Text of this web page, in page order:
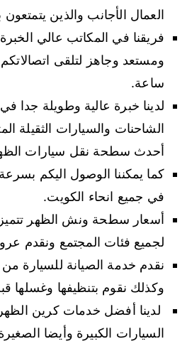
العمال الأجانب والذين يتمتعون
فريقنا في المكاتب عالي الخبرة
ساعة.
لدينا خبرة عالية وطويلة
الشاحنات والسيارات الثقيلة
أحدث سطحة نقل سيارات
كما يمكننا الوصول اليكم
في جميع انحاء الكويت.
أسعار سطحة ونش الظهر تتميز
لجميع فئات المجتمع ونقدم
نقدم خدمة الصيانة للسيارة
وكذلك نقوم بتنظيفها وغسلها
لدينا أفضل خدمات كرين
السيارات الكبيرة وأيضا